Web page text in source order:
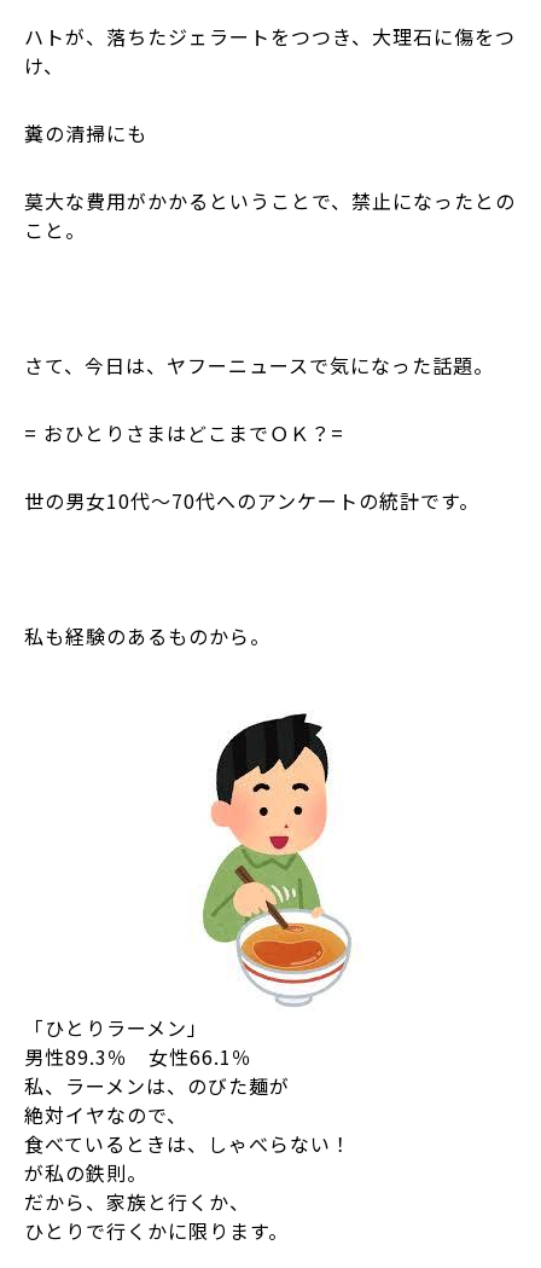
ハトが、落ちたジェラートをつつき、大理石に傷をつ
け、
糞の清掃にも
莫大な費用がかかるということで、禁止になったとの
こと。
さて、今日は、ヤフーニュースで気になった話題。
= おひとりさまはどこまでＯＫ？ =
世の男女10代～70代へのアンケートの統計です。
私も経験のあるものから。
「ひとりラーメン」
男性89.3％ 女性66.1％
私、ラーメンは、のびた麺が
絶対イヤなので、
食べているときは、しゃべらない！
が私の鉄則。
だから、家族と行くか、
ひとりで行くかに限ります。